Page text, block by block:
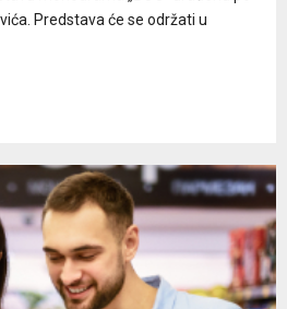
Predstava će se održati u